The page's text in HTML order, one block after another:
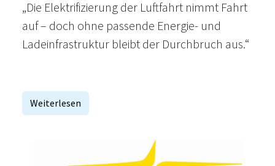
„Die Elektrifizierung der Luftfahrt nimmt Fahrt
auf – doch ohne passende Energie- und
Ladeinfrastruktur bleibt der Durchbruch aus.“
Weiterlesen